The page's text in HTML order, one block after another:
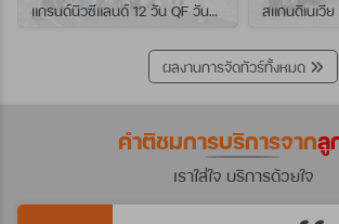
แกรนด์นิวซีแลนด์ 12 วัน QF วันที่ 22 กรกฎาคม - 3 สิงหาคม 2569 เดินทางกับไกด์พี่โจ้
ผลงานการจัดทัวร์ทั้งหมด
คำติชมการบริการจากลู
เราใส่ใจ บริการด้วยใจ